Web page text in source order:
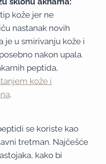
kože jer ne
nastanak novih
je u smirivanju kože i
nakon upala.
peptida,
kože i
.
se koriste kao
tretman. Najčešće
kako bi